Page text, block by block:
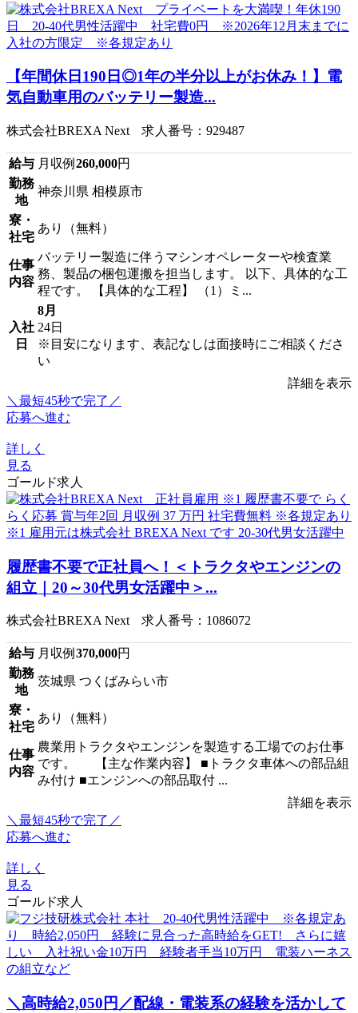
【年間休日190日◎1年の半分以上がお休み！】電
気自動車用のバッテリー製造...
株式会社BREXA Next 求人番号：929487
給与 月収例 260,000円
勤務
地
神奈川県 相模原市
寮・
社宅
あり（無料）
仕事
内容
バッテリー製造に伴うマシンオペレーターや検査業
務、製品の梱包運搬を担当します。 以下、具体的な工
程です。 【具体的な工程】 （1）ミ...
入社
日
8月
24日
※目安になります、表記なしは面接時にご相談くださ
い
詳細を表示
＼最短45秒で完了／
応募へ進む
詳しく
見る
ゴールド求人
履歴書不要で正社員へ！＜トラクタやエンジンの
組立｜20～30代男女活躍中＞...
株式会社BREXA Next 求人番号：1086072
給与 月収例 370,000円
勤務
地
茨城県 つくばみらい市
寮・
社宅
あり（無料）
仕事
内容
農業用トラクタやエンジンを製造する工場でのお仕事
です。 【主な作業内容】 ■トラクタ車体への部品組
み付け ■エンジンへの部品取付 ...
詳細を表示
＼最短45秒で完了／
応募へ進む
詳しく
見る
ゴールド求人
＼高時給2,050円／配線・電装系の経験を活かして